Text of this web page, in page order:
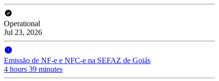
Operational
Jul 23, 2026
Emissão de NF-e e NFC-e na SEFAZ de Goiás
4 hours 39 minutes